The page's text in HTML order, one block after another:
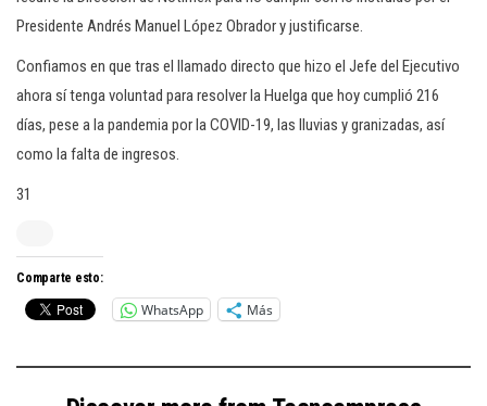
Presidente Andrés Manuel López Obrador y justificarse.
Confiamos en que tras el llamado directo que hizo el Jefe del Ejecutivo
ahora sí tenga voluntad para resolver la Huelga que hoy cumplió 216
días, pese a la pandemia por la COVID-19, las lluvias y granizadas, así
como la falta de ingresos.
31
Comparte esto:
WhatsApp Más